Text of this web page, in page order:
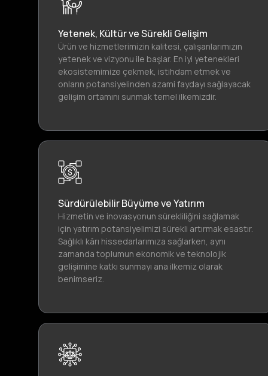
Yetenek, Kültür ve Sürekli Gelişim
Ürün ve hizmetlerimizin kalitesi, çalışanlarımızın
yetenek ve vizyonu ile başlar. En iyi yetenekleri
ekosistemimize çekmek, istihdam etmek ve
onların potansiyelinden azami faydayı sağlayacak
gelişim ortamını sunmak temel ilkemizdir.
Sürdürülebilir Büyüme ve Yatırım
Hizmetin ve inovasyonun sürekliliğini sağlamak
için yatırım potansiyelimizi sürekli artırmak esastır.
Sağlıklı kârı hissedarlarımıza sağlarken, aynı
zamanda toplumun ekonomik ve teknolojik
gelişimine katkı sunmayı ana ilkemiz olarak
benimseriz.